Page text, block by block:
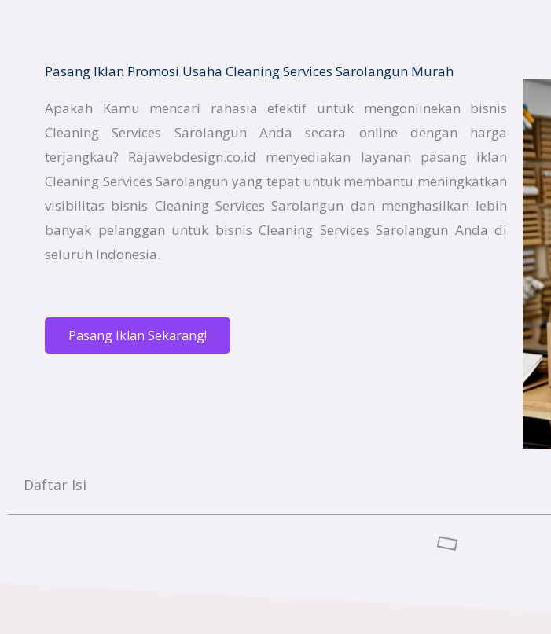
Pasang Iklan Promosi Usaha Cleaning Services Sarolangun Murah
Apakah Kamu mencari rahasia efektif untuk mengonlinekan bisnis
Cleaning Services Sarolangun Anda secara online dengan harga
terjangkau? Rajawebdesign.co.id menyediakan layanan pasang iklan
Cleaning Services Sarolangun yang tepat untuk membantu meningkatkan
visibilitas bisnis Cleaning Services Sarolangun dan menghasilkan lebih
banyak pelanggan untuk bisnis Cleaning Services Sarolangun Anda di
seluruh Indonesia.
Pasang Iklan Sekarang!
Daftar Isi